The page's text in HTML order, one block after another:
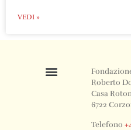
VEDI »
Roberto
Casa
6722
Telefono